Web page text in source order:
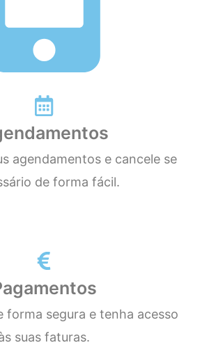
agendamentos e cancele se
de forma fácil.
forma segura e tenha acesso
suas faturas.